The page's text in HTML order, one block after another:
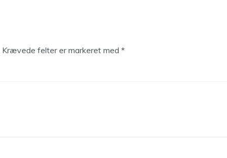
Krævede felter er markeret med *